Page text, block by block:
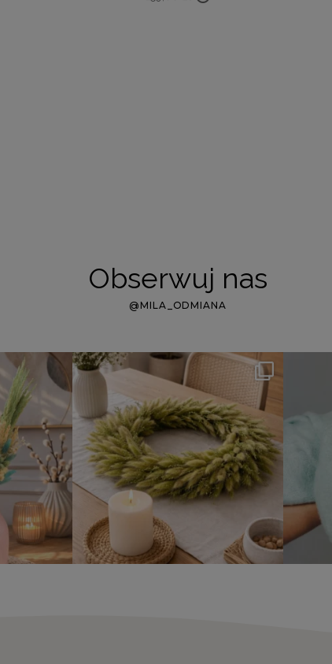
Obserwuj nas
@MILA_ODMIANA